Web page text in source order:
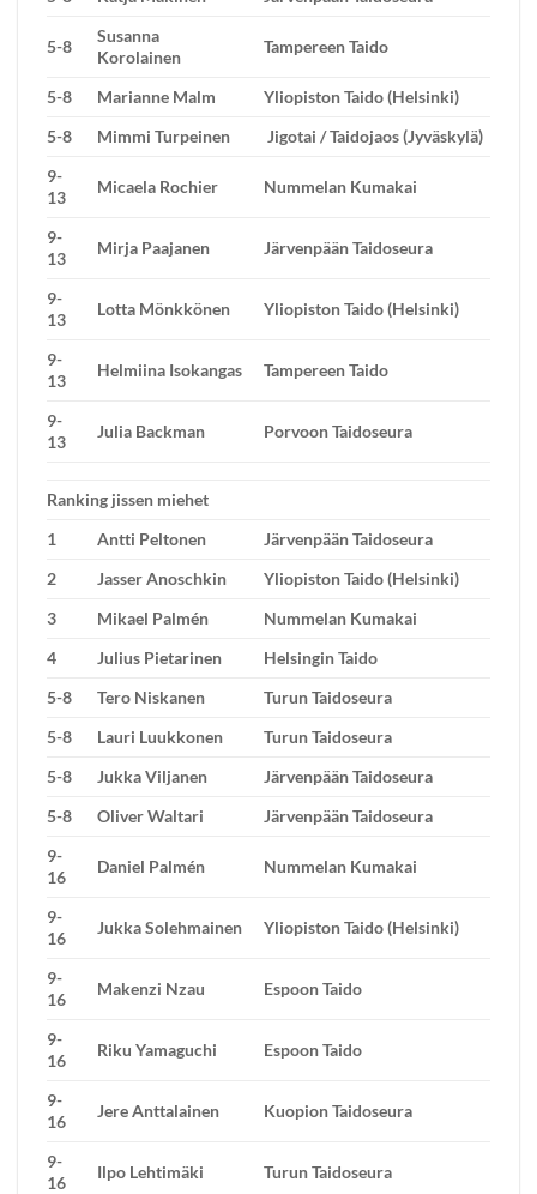
5-8
Susanna
Korolainen
Tampereen Taido
5-8 Marianne Malm
Yliopiston Taido (Helsinki)
5-8
Mimmi Turpeinen
Jigotai / Taidojaos (Jyväskylä)
9-
13
Micaela Rochier Nummelan Kumakai
9-
13
Mirja Paajanen Järvenpään Taidoseura
9-
13
Lotta Mönkkönen Yliopiston Taido (Helsinki)
9-
13
Helmiina Isokangas Tampereen Taido
9-
13
Julia Backman Porvoon Taidoseura
Ranking jissen miehet
1
Antti Peltonen
Järvenpään Taidoseura
2
Jasser Anoschkin
Yliopiston Taido (Helsinki)
3
Mikael Palmén
Nummelan Kumakai
4
Julius Pietarinen
Helsingin Taido
5-8
Tero Niskanen
Turun Taidoseura
5-8
Lauri Luukkonen
Turun Taidoseura
5-8
Jukka Viljanen
Järvenpään Taidoseura
5-8
Oliver Waltari
Järvenpään Taidoseura
9-
16
Daniel Palmén Nummelan Kumakai
9-
16
Jukka Solehmainen Yliopiston Taido (Helsinki)
9-
16
Makenzi Nzau Espoon Taido
9-
16
Riku Yamaguchi Espoon Taido
9-
16
Jere Anttalainen Kuopion Taidoseura
9-
16
Ilpo Lehtimäki Turun Taidoseura